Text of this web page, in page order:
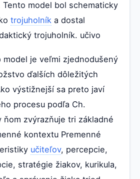
model bol schematicky
trojuholník a dostal
trojuholník. učivo
model je veľmi zjednodušený
ďalších dôležitých
výstižnejší sa preto javí
procesu podľa Ch.
ňom zvýrazňuje tri základné
kontextu Premenné
učiteľov, percepcie,
stratégie žiakov, kurikula,